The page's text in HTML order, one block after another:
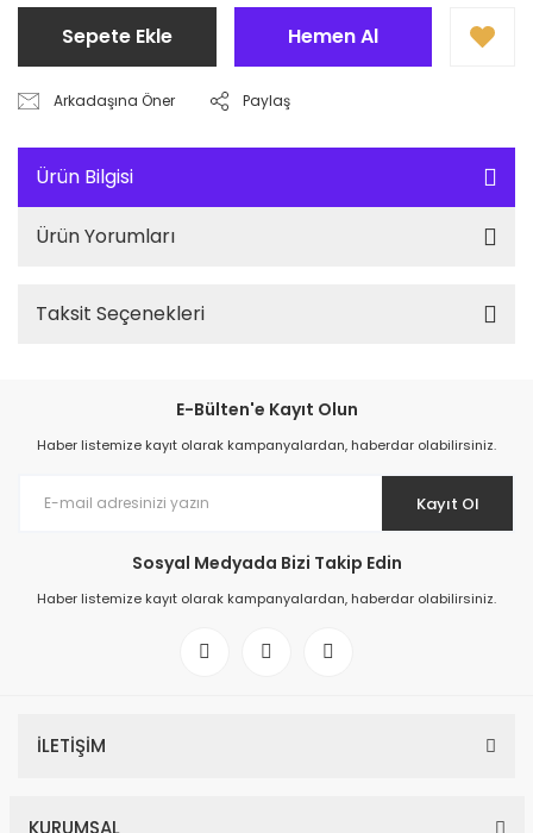
Sepete Ekle Hemen Al
Arkadaşına Öner Paylaş
Ürün Bilgisi
Ürün Yorumları
Taksit Seçenekleri
E-Bülten'e Kayıt Olun
Haber listemize kayıt olarak kampanyalardan, haberdar olabilirsiniz.
Kayıt Ol
Sosyal Medyada Bizi Takip Edin
Haber listemize kayıt olarak kampanyalardan, haberdar olabilirsiniz.
İLETİŞİM
KURUMSAL